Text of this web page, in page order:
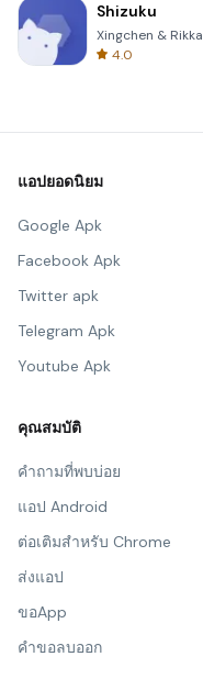
Shizuku
Xingchen & Rikka
4.0
แอปยอดนิยม
Google Apk
Facebook Apk
Twitter apk
Telegram Apk
Youtube Apk
คุณสมบัติ
คำถามที่พบบ่อย
แอป Android
ต่อเติมสำหรับ Chrome
ส่งแอป
ขอApp
คำขอลบออก